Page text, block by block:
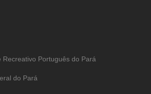
Português do Pará
do Pará